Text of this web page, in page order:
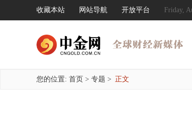
收藏本站 网站导航 开放平台 Friday,
您的位置: 首页 > 专题 > 正文